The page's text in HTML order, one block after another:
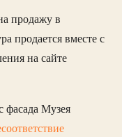
продажу в
продается вместе с
на сайте
фасада Музея